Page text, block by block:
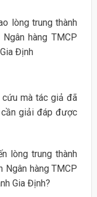
lòng trung thành
hàng TMCP
Định
mà tác giả đã
cần giải đáp được
lòng trung thành
Ngân hàng TMCP
Gia Định?